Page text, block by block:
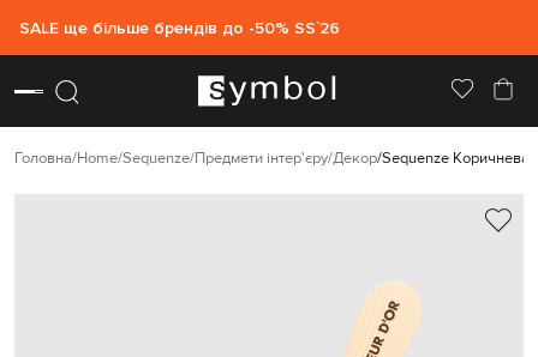
SALE ще більше брендів до -50% SS`26
Головна Home Sequenze Предмети інтер'єру Декор Sequenze Коричнева